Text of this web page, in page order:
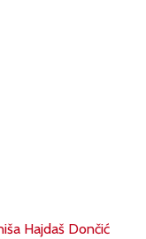
Hajdaš Dončić